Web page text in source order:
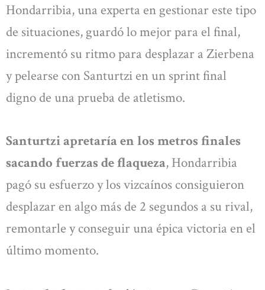
Hondarribia, una experta en gestionar este tipo
de situaciones, guardó lo mejor para el final,
incrementó su ritmo para desplazar a Zierbena
y pelearse con Santurtzi en un sprint final
digno de una prueba de atletismo.
Santurtzi apretaría en los metros finales
sacando fuerzas de flaqueza, Hondarribia
pagó su esfuerzo y los vizcaínos consiguieron
desplazar en algo más de 2 segundos a su rival,
remontarle y conseguir una épica victoria en el
último momento.